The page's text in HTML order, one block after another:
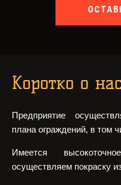
Коротко о нас
Предприятие
плана ограждений, в том
Имеется
осуществляем покраску